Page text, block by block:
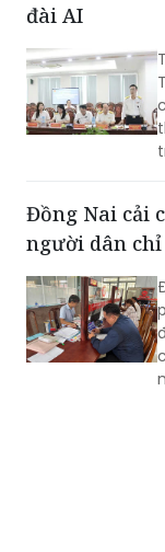
đài AI
Đồng Nai cải
người dân